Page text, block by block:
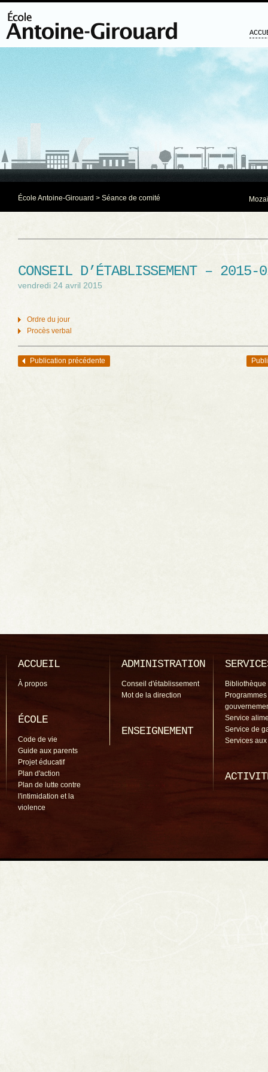
École Antoine-Girouard > Séance de comité
CONSEIL D’ÉTABLISSEMENT – 2015-
vendredi 24 avril 2015
Ordre du jour
Procès verbal
Navigation des articles
Publication précédente
ACCUEIL
À propos
ÉCOLE
Code de vie
Guide aux parents
Projet éducatif
Plan d'action
Plan de lutte contre
l'intimidation et la
violence
ADMINISTRATION
Conseil d'établissement
Mot de la direction
ENSEIGNEMENT
Bibliothèque
Programmes
Service
Service de
Services